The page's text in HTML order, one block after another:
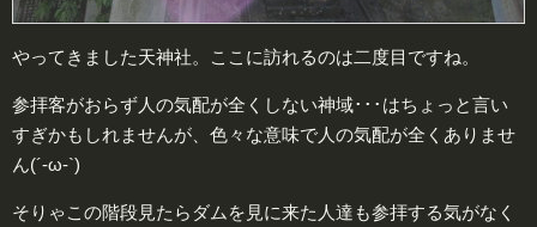
やってきました天神社。ここに訪れるのは二度目ですね。
参拝客がおらず人の気配が全くしない神域･･･はちょっと言い
すぎかもしれませんが、色々な意味で人の気配が全くありませ
ん(´-ω-`)
そりゃこの階段見たらダムを見に来た人達も参拝する気がなく